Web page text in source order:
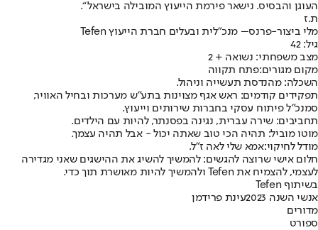
העוגן והבסיס. נישאר פירמת הייעוץ המובילה בישראל“.
ת.ז
מלי ביצור-פרנס– מנכ”לית ובעלים חברת הייעוץ Tefen
גיל: 42
מצב משפחתי: נשואה + 2
מקום מגורים:פתח תקווה
השכלה: מהנדסת תעשייה וניהול.
תפקידים קודמים: ראש אגף מצוינות בתע”ש מערכות ובחיל האוויר,
סמנכ”ל פיתוח עסקי בחברות שירותים וייעוץ.
תחביבים: שירה עברית, נגינה בפסנתר, להיות עם הילדים.
מוטו מוביל: תהיה הכי טוב שאתה יכול - אבל תהיה עצמך.
מודל לחיקוי:אמא שלי לאה ז”ל.
חלום אישי שרוצה להגשים: להמשיך להשיג את ההישגים שאני מגדירה
לעצמי, להצמיח את Tefen ולהמשיך להיות מאושרת תוך כדי.
בשיתוף Tefen
אנשי השנה 2023
עינת פרידמן
מדורים
ספורט